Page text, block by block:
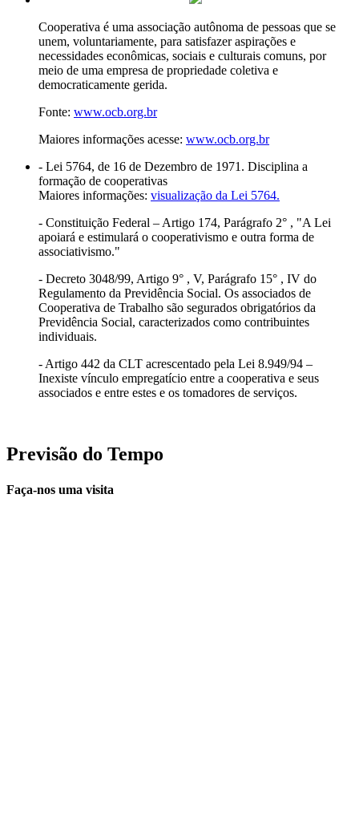
Cooperativa é uma associação autônoma de pessoas que se
unem, voluntariamente, para satisfazer aspirações e
necessidades econômicas, sociais e culturais comuns, por
meio de uma empresa de propriedade coletiva e
democraticamente gerida.
Fonte: www.ocb.org.br
Maiores informações acesse: www.ocb.org.br
- Lei 5764, de 16 de Dezembro de 1971. Disciplina a
formação de cooperativas
Maiores informações: visualização da Lei 5764.
- Constituição Federal – Artigo 174, Parágrafo 2° , "A Lei
apoiará e estimulará o cooperativismo e outra forma de
associativismo."
- Decreto 3048/99, Artigo 9° , V, Parágrafo 15° , IV do
Regulamento da Previdência Social. Os associados de
Cooperativa de Trabalho são segurados obrigatórios da
Previdência Social, caracterizados como contribuintes
individuais.
- Artigo 442 da CLT acrescentado pela Lei 8.949/94 –
Inexiste vínculo empregatício entre a cooperativa e seus
associados e entre estes e os tomadores de serviços.
Previsão do Tempo
Faça-nos uma visita